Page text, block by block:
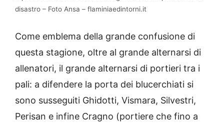
disastro – Foto Ansa – flaminiaedintorni.it
Come emblema della grande confusione di
questa stagione, oltre al grande alternarsi di
allenatori, il grande alternarsi di portieri tra i
pali: a difendere la porta dei blucerchiati si
sono susseguiti Ghidotti, Vismara, Silvestri,
Perisan e infine Cragno (portiere che fino a